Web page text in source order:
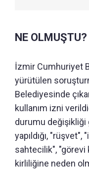
NE OLMUŞTU?
İzmir Cumhuriyet
yürütülen
Belediyesinde
kullanım izni
durumu
yapıldığı,
sahtecilik", "görevi
kirliliğine neden